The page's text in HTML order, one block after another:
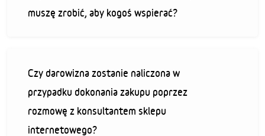
muszę zrobić, aby kogoś wspierać?
Czy darowizna zostanie naliczona w
przypadku dokonania zakupu poprzez
rozmowę z konsultantem sklepu
internetowego?